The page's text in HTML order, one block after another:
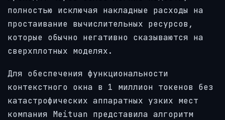
полностью исключая накладные расходы на
простаивание вычислительных ресурсов,
которые обычно негативно сказываются на
сверхплотных моделях.
Для обеспечения функциональности
контекстного окна в 1 миллион токенов без
катастрофических аппаратных узких мест
компания Meituan представила алгоритм